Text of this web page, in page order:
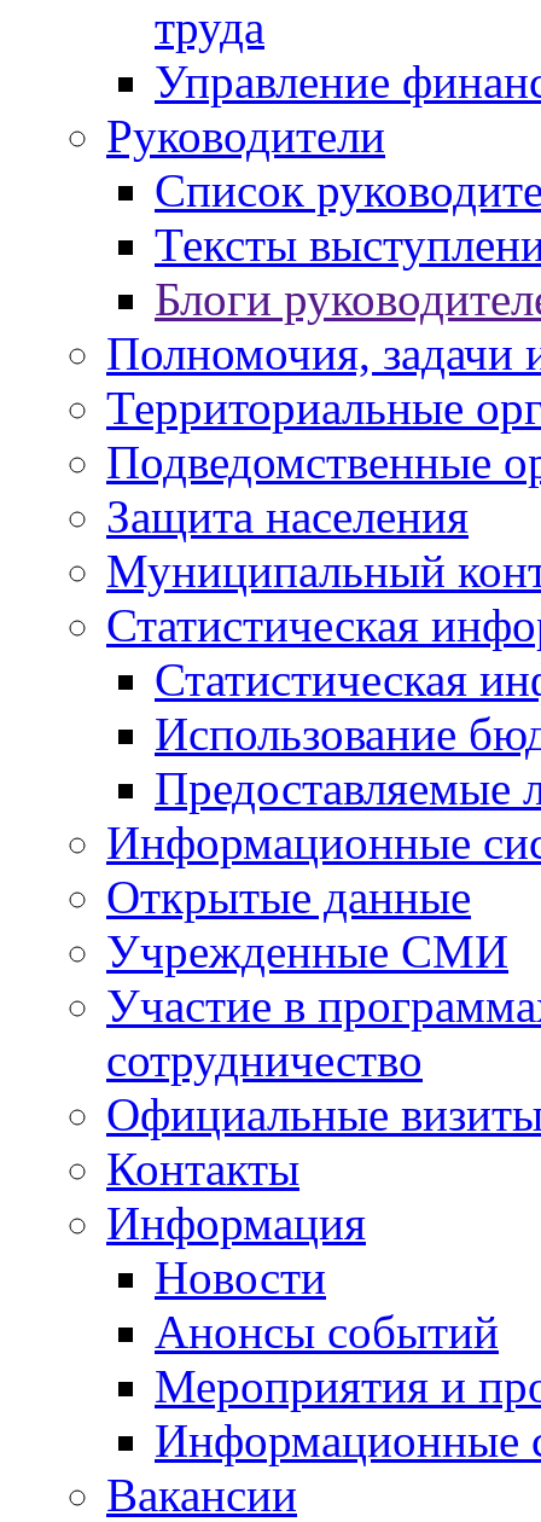
труда
Управление
Руководители
Список
Тексты
Блоги
Полномочия, задачи
Территориальные
Подведомственные
Защита населения
Муниципальный
Статистическая
Статистическая
Использование
Предоставляемые
Информационные
Открытые данные
Учрежденные СМИ
Участие в
сотрудничество
Официальные
Контакты
Информация
Новости
Анонсы событий
Мероприятия и
Информационные
Вакансии